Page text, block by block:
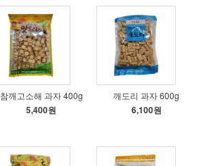
참깨고소해 과자 400g
5,400원
깨도리 과자 600g
6,100원